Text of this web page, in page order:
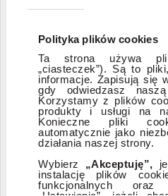
Polityka plików cookies
Ta strona używa
„ciasteczek”). Są to
informacje. Zapisują się
gdy odwiedzasz
Korzystamy z plików
produkty i usługi na
Konieczne pliki
automatycznie jako
działania naszej strony.
Wybierz „Akceptuję”,
instalację plików
funkcjonalnych
Zastrzeżenia prawne
ESG